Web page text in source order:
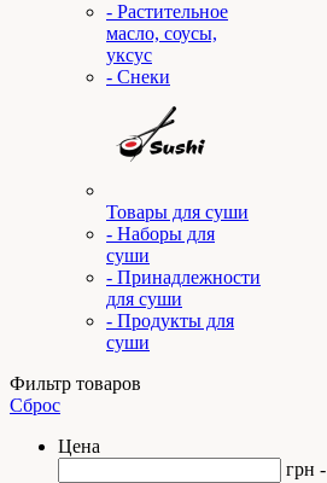
- Растительное
масло, соусы,
уксус
- Снеки
Товары для суши
- Наборы для
суши
- Принадлежности
для суши
- Продукты для
суши
Фильтр товаров
Сброс
Цена
грн -